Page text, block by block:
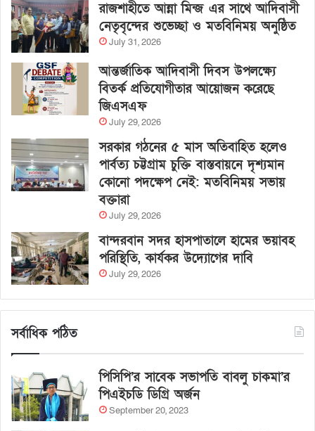
রাজশাহীতে আন্না মিন্জ এর সাথে আদিবাসী
নেতৃবৃন্দের শুভেচ্ছা ও মতবিনিময় অনুষ্ঠিত
July 31, 2026
আন্তর্জাতিক আদিবাসী দিবস উপলক্ষ্যে
বিতর্ক প্রতিযোগীতার আয়োজন করেছে
জিএসএফ
July 29, 2026
সরকার গঠনের ৫ মাস অতিবাহিত হলেও
পার্বত্য চট্টগ্রাম চুক্তি বাস্তবায়নে দৃশ্যমান
কোনো পদক্ষেপ নেই: মতবিনিময় সভায়
বক্তারা
July 29, 2026
বান্দরবান সদর হাসপাতালে হামের ভয়াবহ
পরিস্থিতি, কার্যকর উদ্যোগের দাবি
July 29, 2026
সর্বাধিক পঠিত
পিসিপি’র সাবেক সভাপতি বাবলু চাকমা’র
পিএইচডি ডিগ্রি অর্জন
September 20, 2023